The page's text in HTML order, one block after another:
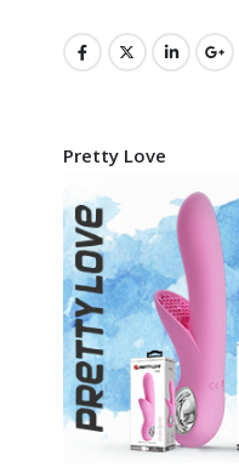
Pretty Love